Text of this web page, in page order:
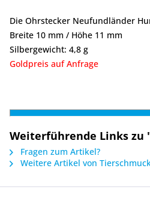
Die Ohrstecker Neufundländer
Breite 10 mm / Höhe 11 mm
Silbergewicht: 4,8 g
Goldpreis auf Anfrage
Weiterführende Links zu
Fragen zum Artikel?
Weitere Artikel von